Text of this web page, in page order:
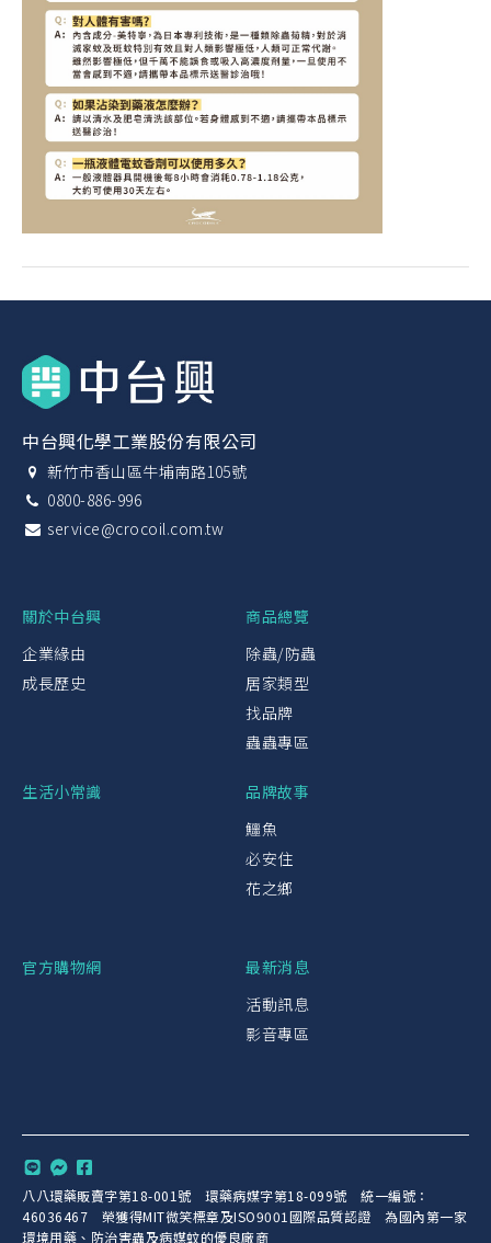
中台興化學工業股份有限公司
新竹市香山區牛埔南路105號
0800-886-996
service@crocoil.com.tw
關於中台興
企業緣由
成長歷史
商品總覽
除蟲/防蟲
居家類型
找品牌
蟲蟲專區
生活小常識
品牌故事
鱷魚
必安住
花之鄉
官方購物網
最新消息
活動訊息
影音專區
八八環藥販賣字第18-001號 環藥病媒字第18-099號 統一編號：
46036467 榮獲得MIT微笑標章及ISO9001國際品質認證 為國內第一家
環境用藥、防治害蟲及病媒蚊的優良廠商